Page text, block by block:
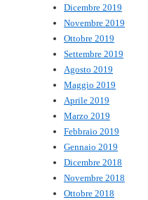
Dicembre 2019
Novembre 2019
Ottobre 2019
Settembre 2019
Agosto 2019
Maggio 2019
Aprile 2019
Marzo 2019
Febbraio 2019
Gennaio 2019
Dicembre 2018
Novembre 2018
Ottobre 2018